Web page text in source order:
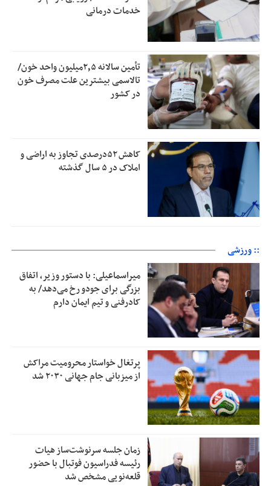
خدمات درمانی
تأمین سالانه ۲٫۵میلیون واحد خون/
تالاسمی بیشترین علت مصرف‌ خون
در کشور
کاهش ۵۲درصدی تجاوز به اراضی و
املاک در ۵ سال گذشته
:: ورزشی
میراسماعیلی: با دستور وزیر، اتفاق
بزرگی برای جودو رخ می‌دهد/ به
کادرفنی و تیم ایمان دارم
پرتغال خواستار محرومیت مراکش
از میزبانی جام جهانی ۲۰۳۰ شد
زمان جلسه سرنوشت‌ساز هیات
رئیسه فدراسیون فوتبال با حضور
قلعه‌نویی مشخص شد